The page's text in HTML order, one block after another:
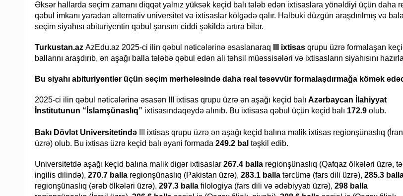
Əksər hallarda seçim zamanı diqqət yalnız yüksək keçid balı tələb edən ixtisaslara yönəldiyi üçün daha
qəbul imkanı yaradan alternativ universitet və ixtisaslar kölgədə qalır. Halbuki düzgün araşdırılmış və
seçim siyahısı abituriyentin qəbul şansını ciddi şəkildə artıra bilər.
Turkustan.az AzEdu.az 2025-ci ilin qəbul nəticələrinə əsaslanaraq III ixtisas qrupu üzrə formalaşan
ballarını araşdırıb, ən aşağı balla tələbə qəbul edən ali təhsil müəssisələri və ixtisasların siyahısını
Bu siyahı abituriyentlər üçün seçim mərhələsində daha real təsəvvür formalaşdırmağa kömək
2025-ci ilin qəbul nəticələrinə əsasən III ixtisas qrupu üzrə ən aşağı keçid balı Azərbaycan İlahiyyat
İnstitutunun “İslamşünaslıq” ixtisasındaqeydə alınıb. Bu ixtisasa qəbul üçün keçid balı 172.9 olub.
Bakı Dövlət Universitetində
III ixtisas qrupu üzrə ən aşağı keçid balına malik ixtisas regionşünaslıq (İran
üzrə) olub. Bu ixtisas üzrə keçid balı əyani formada 249.2 bal təşkil edib.
Universitetdə aşağı keçid balına malik digər ixtisaslar 267.4 balla regionşünaslıq (Qafqaz ölkələri üzrə,
ingilis dilində), 270.7 balla regionşünaslıq (Pakistan üzrə), 283.1 balla tərcümə (fars dili üzrə), 285.3
regionşünaslıq (ərəb ölkələri üzrə), 297.3 balla filologiya (fars dili və ədəbiyyatı üzrə), 298 balla